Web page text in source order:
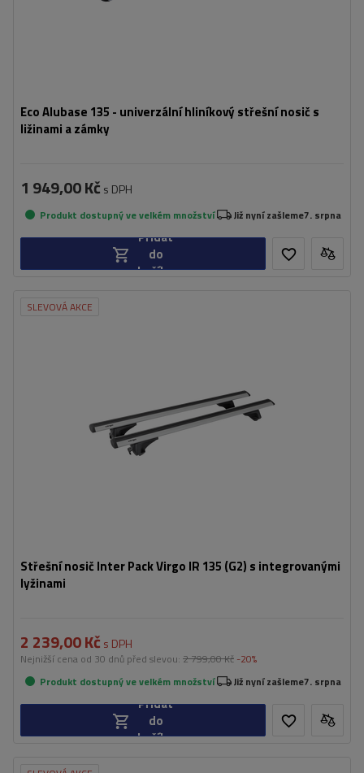
Eco Alubase 135 - univerzální hliníkový střešní nosič s
ližinami a zámky
1 949,00 Kč s DPH
Produkt dostupný ve velkém množství Již nyní zašleme7. srpna
Přidat
do
košíku
SLEVOVÁ AKCE
Střešní nosič Inter Pack Virgo IR 135 (G2) s integrovanými
lyžinami
2 239,00 Kč s DPH
Nejnižší cena od 30 dnů před slevou: 2 799,00 Kč -20%
Produkt dostupný ve velkém množství
Již nyní zašleme7. srpna
Přidat
do
košíku